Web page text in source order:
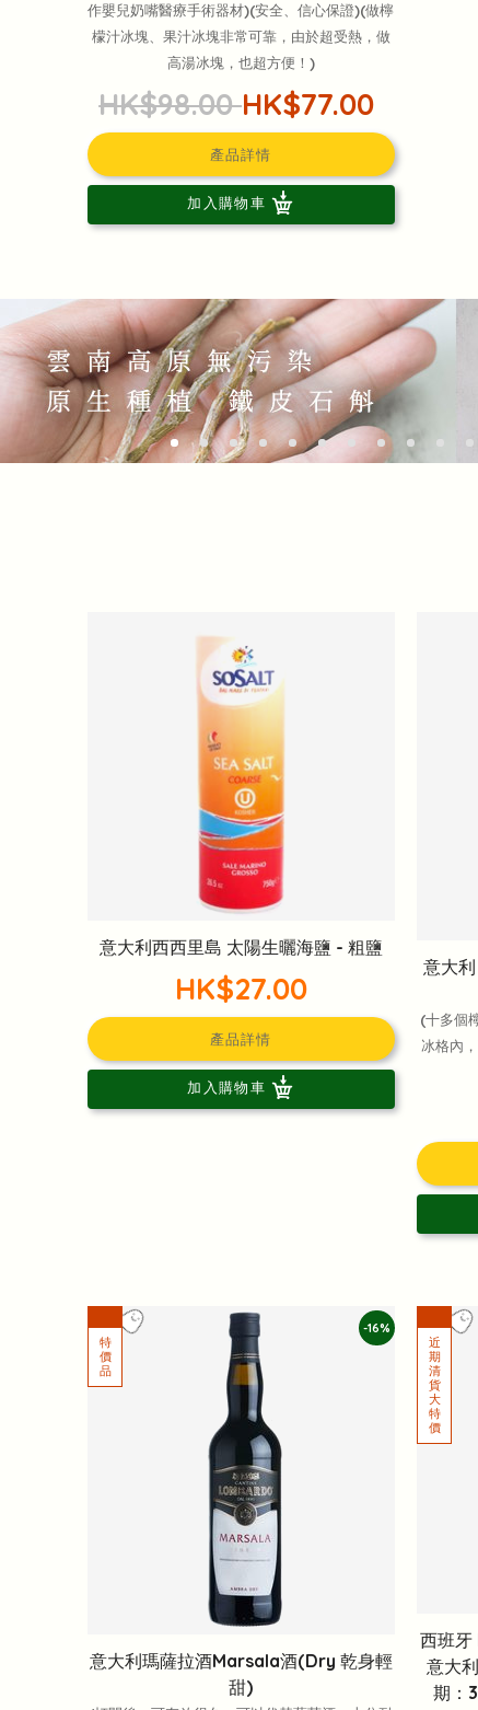
作嬰兒奶嘴醫療手術器材)(安全、信心保證)(做檸
檬汁冰塊、果汁冰塊非常可靠，由於超受熱，做
高湯冰塊，也超方便！)
HK$98.00HK$77.00
產品詳情
加入購物車
意大利西西里島 太陽生曬海鹽 - 粗鹽
HK$27.00
產品詳情
加入購物車
意大
(十多個
冰格內
-16%
意大利瑪薩拉酒Marsala酒(Dry 乾身輕
甜)
西班
意大
期：